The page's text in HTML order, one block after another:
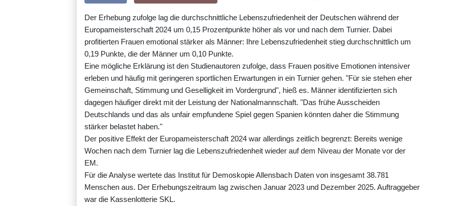
Der Erhebung zufolge lag die durchschnittliche Lebenszufriedenheit der Deutschen während der
Europameisterschaft 2024 um 0,15 Prozentpunkte höher als vor und nach dem Turnier. Dabei
profitierten Frauen emotional stärker als Männer: Ihre Lebenszufriedenheit stieg durchschnittlich um
0,19 Punkte, die der Männer um 0,10 Punkte.
Eine mögliche Erklärung ist den Studienautoren zufolge, dass Frauen positive Emotionen intensiver
erleben und häufig mit geringeren sportlichen Erwartungen in ein Turnier gehen. "Für sie stehen eher
Gemeinschaft, Stimmung und Geselligkeit im Vordergrund", hieß es. Männer identifizierten sich
dagegen häufiger direkt mit der Leistung der Nationalmannschaft. "Das frühe Ausscheiden
Deutschlands und das als unfair empfundene Spiel gegen Spanien könnten daher die Stimmung
stärker belastet haben."
Der positive Effekt der Europameisterschaft 2024 war allerdings zeitlich begrenzt: Bereits wenige
Wochen nach dem Turnier lag die Lebenszufriedenheit wieder auf dem Niveau der Monate vor der
EM.
Für die Analyse wertete das Institut für Demoskopie Allensbach Daten von insgesamt 38.781
Menschen aus. Der Erhebungszeitraum lag zwischen Januar 2023 und Dezember 2025. Auftraggeber
war die Kassenlotterie SKL.